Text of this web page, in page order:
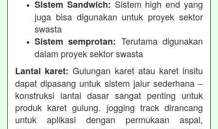
Sistem Sandwich: Sistem high end yang
juga bisa digunakan untuk proyek sektor
swasta
Sistem semprotan: Terutama digunakan
dalam proyek sektor swasta
Lantai karet: Gulungan karet atau karet insitu
dapat dipasang untuk sistem jalur sederhana –
konstruksi lantai dasar sangat penting untuk
produk karet gulung. jogging track dirancang
untuk aplikasi dengan permukaan aspal,